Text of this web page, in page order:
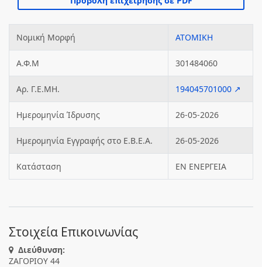
Νομική Μορφή ΑΤΟΜΙΚΗ
Α.Φ.Μ 301484060
Αρ. Γ.Ε.ΜΗ. 194045701000 ↗
Ημερομηνία Ίδρυσης 26-05-2026
Ημερομηνία Εγγραφής στο Ε.Β.Ε.Α. 26-05-2026
Κατάσταση ΕΝ ΕΝΕΡΓΕΙΑ
Στοιχεία Επικοινωνίας
Διεύθυνση:
ΖΑΓΟΡΙΟΥ 44